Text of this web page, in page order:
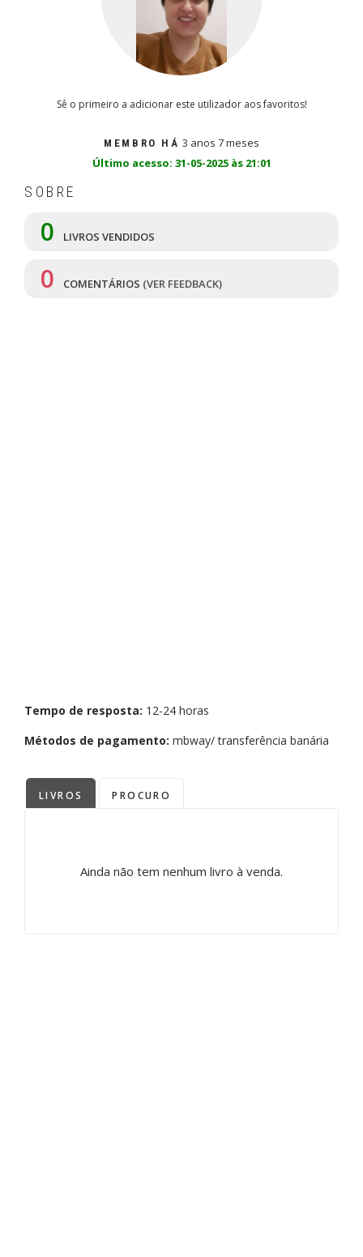
Sê o primeiro a adicionar este utilizador aos favoritos!
MEMBRO HÁ 3 anos 7 meses
Último acesso: 31-05-2025 às 21:01
SOBRE
0 LIVROS VENDIDOS
0 COMENTÁRIOS (VER FEEDBACK)
Tempo de resposta: 12-24 horas
Métodos de pagamento: mbway/ transferência banária
LIVROS PROCURO
Ainda não tem nenhum livro à venda.